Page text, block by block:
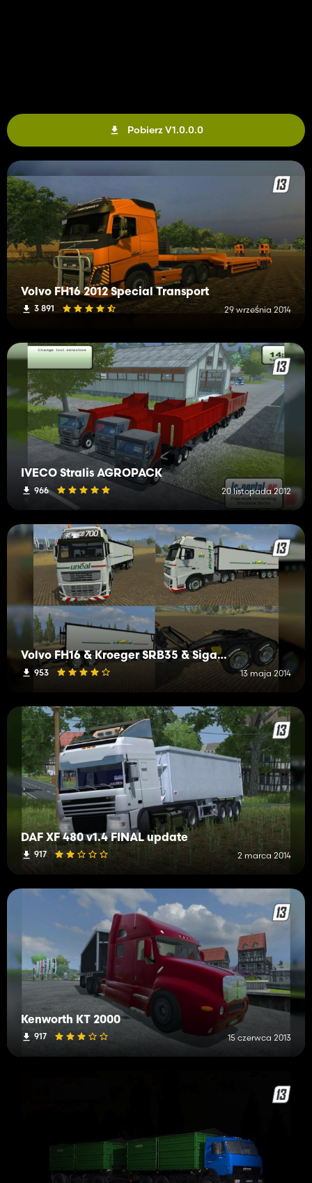
Pobierz V1.0.0.0
Volvo FH16 2012 Special Transport
3 891 29 września 2014
IVECO Stralis AGROPACK
966 20 listopada 2012
Volvo FH16 & Kroeger SRB35 & SigaDUO uneal
953 13 maja 2014
DAF XF 480 v1.4 FINAL update
917 2 marca 2014
Kenworth KT 2000
917 15 czerwca 2013